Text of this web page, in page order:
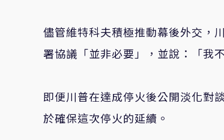
儘管維特科夫積極推動幕後外交，
署協議「並非必要」，並說：「我
即便川普在達成停火後公開淡化對
於確保這次停火的延續。